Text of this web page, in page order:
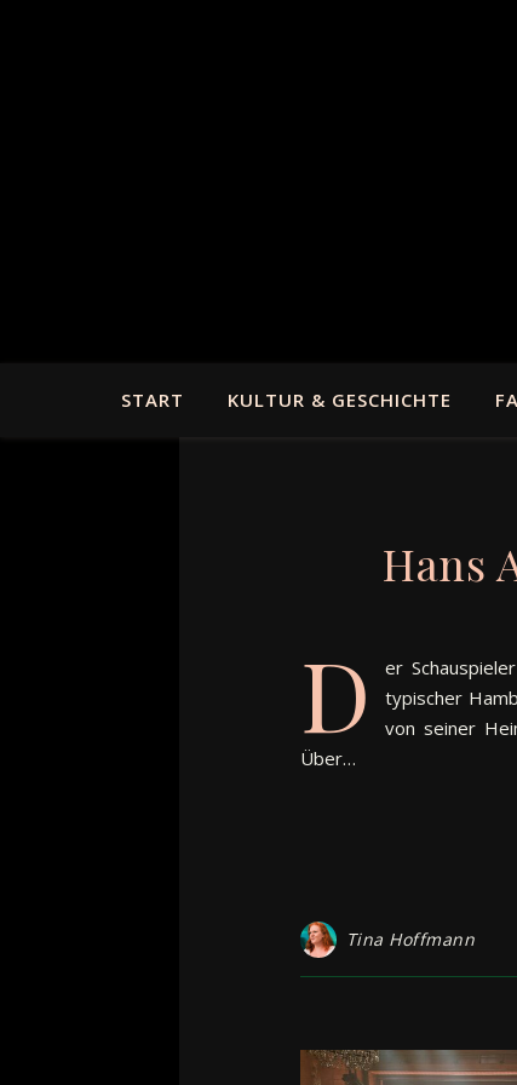
START KULTUR & GESCHICHTE
Hans
D
er
typischer
von seiner
Über…
Tina Hoffmann